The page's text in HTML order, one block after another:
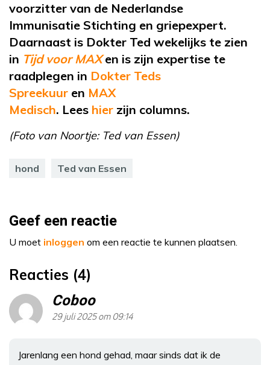
voorzitter van de Nederlandse
Immunisatie Stichting en griepexpert.
Daarnaast is Dokter Ted wekelijks te zien
in Tijd voor MAX en is zijn expertise te
raadplegen in Dokter Teds
Spreekuur en MAX
Medisch. Lees hier zijn columns.
(Foto van Noortje: Ted van Essen)
hond Ted van Essen
Geef een reactie
U moet inloggen om een reactie te kunnen plaatsen.
Reacties (4)
Coboo
29 juli 2025 om 09:14
Jarenlang een hond gehad, maar sinds dat ik de